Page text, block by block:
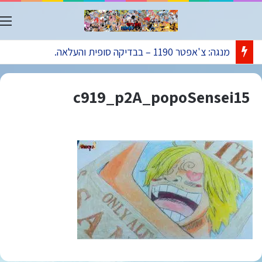
מנגה: צ'אפטר 1190 – בבדיקה סופית והעלאה.
c919_p2A_popoSensei15